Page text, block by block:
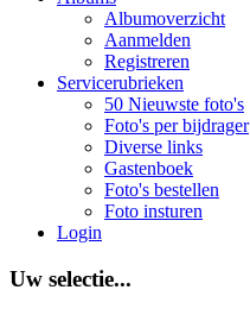
Albumoverzicht
Aanmelden
Registreren
Servicerubrieken
50 Nieuwste foto's
Foto's per bijdrager
Diverse links
Gastenboek
Foto's bestellen
Foto insturen
Login
Uw selectie...